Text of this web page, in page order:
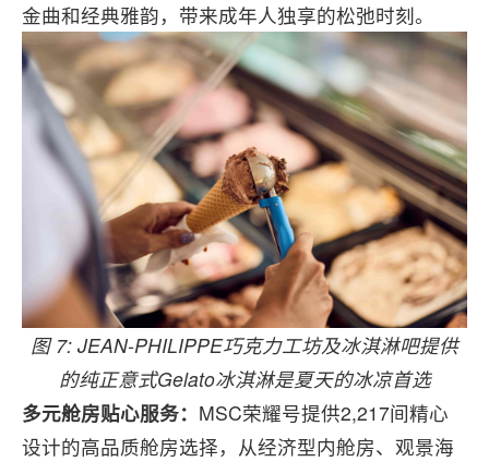
金曲和经典雅韵，带来成年人独享的松弛时刻。
图 7: JEAN-PHILIPPE巧克力工坊及冰淇淋吧提供
的纯正意式Gelato冰淇淋是夏天的冰凉首选
多元舱房贴心服务： MSC荣耀号提供2,217间精心
设计的高品质舱房选择，从经济型内舱房、观景海